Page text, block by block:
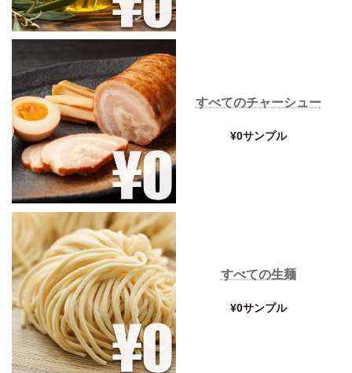
すべてのチャーシュー
¥0サンプル
すべての生麺
¥0サンプル